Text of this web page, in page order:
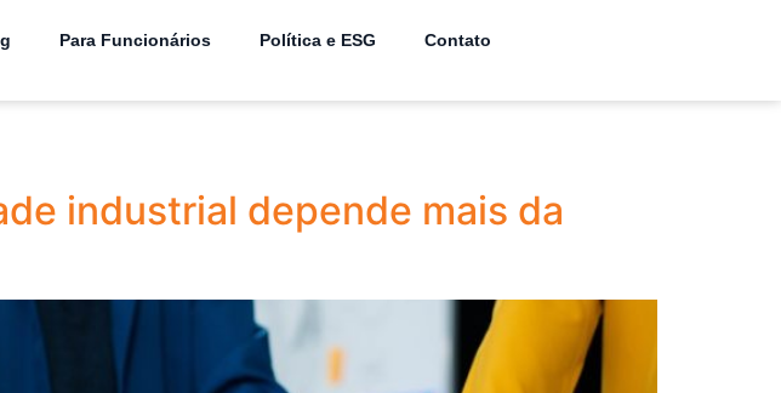
Para Funcionários Política e ESG Contato
industrial depende mais da